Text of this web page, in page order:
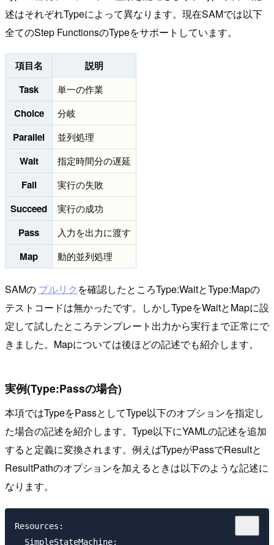
述はそれぞれTypeによって異なります。現在SAMでは以下
全てのStep FunctionsのTypeをサポートしています。
項目名
説明
Task
単一の作業
Choice 分岐
Parallel 並列処理
Wait 指定時間分の遅延
Fail 実行の失敗
Succeed 実行の成功
Pass 入力を出力に渡す
Map 動的並列処理
SAMの プルリク を確認したところType:WaitとType:Mapの
テストコードは無かったです。しかしTypeをWaitとMapに設
定して試したところテンプレート出力から実行まで正常にで
きました。Mapについては後ほどの記述でも紹介します。
実例(Type:Passの場合)
本項ではTypeをPassとしてType以下のオプションを指定し
た場合の記述を紹介します。Type以下にYAMLの記述を追加
すると定義に変換されます。例えばTypeがPassでResultと
ResultPathのオプションを加えるときは以下のような記述に
なります。
Resources:
  SimpleStateMachine: